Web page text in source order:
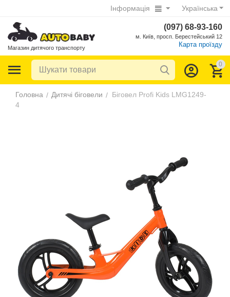
Українська
Інформація
Магазин дитячого транспорту
(097) 68-93-160
м. Київ, просп. Берестейський 12
Карта проїзду
0
Головна / Дитячі біговели / Біговел Profi Kids LMG1249-
4